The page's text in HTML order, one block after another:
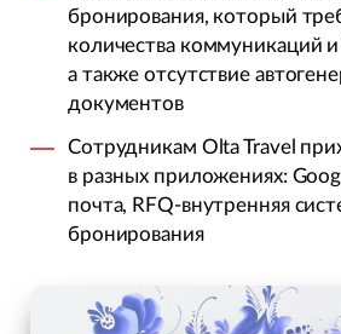
бронирования, который
количества коммуникаций
а также отсутствие
документов
Сотрудникам Olta Travel
в разных приложениях:
почта, RFQ-внутренняя
бронирования